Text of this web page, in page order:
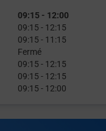
09:15 - 12:00
09:15 - 12:15
09:15 - 11:15
Fermé
09:15 - 12:15
09:15 - 12:15
09:15 - 12:00